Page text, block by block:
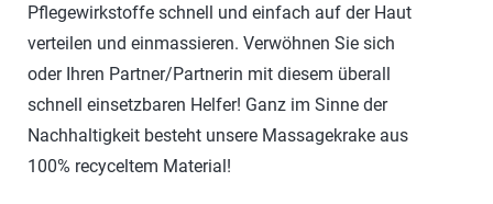
Pflegewirkstoffe schnell und einfach auf der Haut
verteilen und einmassieren. Verwöhnen Sie sich
oder Ihren Partner/Partnerin mit diesem überall
schnell einsetzbaren Helfer! Ganz im Sinne der
Nachhaltigkeit besteht unsere Massagekrake aus
100% recyceltem Material!